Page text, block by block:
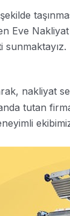
Eve
nakliyat
tutan